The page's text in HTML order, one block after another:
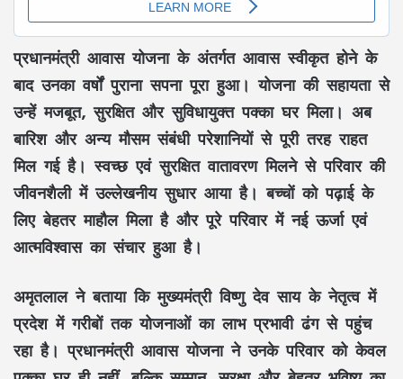
प्रधानमंत्री आवास योजनाके अंतर्गत आवास स्वीकृत होने के
बाद उनका वर्षों पुराना सपना पूरा हुआ। योजना की सहायता से
उन्हेंमजबूत, सुरक्षित और सुविधायुक्त पक्का घरमिला। अब
बारिशऔर अन्य मौसम संबंधी परेशानियों से पूरी तरह राहत
मिल गई है।स्वच्छ एवं सुरक्षित वातावरणमिलने से परिवार की
जीवनशैलीमें उल्लेखनीय सुधार आया है।बच्चोंको पढ़ाई के
लिए बेहतर माहौल मिला है और पूरे परिवार में नई ऊर्जा एवं
आत्मविश्वासका संचार हुआ है।
अमृतलालने बताया कि मुख्यमंत्रीविष्णु देव सायके नेतृत्व में
प्रदेश मेंगरीबोंतक योजनाओं का लाभ प्रभावी ढंग से पहुंच
रहा है।प्रधानमंत्री आवास योजनाने उनके परिवार को केवल